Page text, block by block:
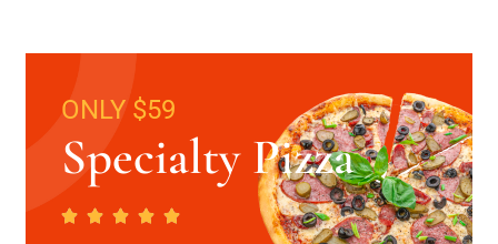
ONLY $59
Specialty Pizza